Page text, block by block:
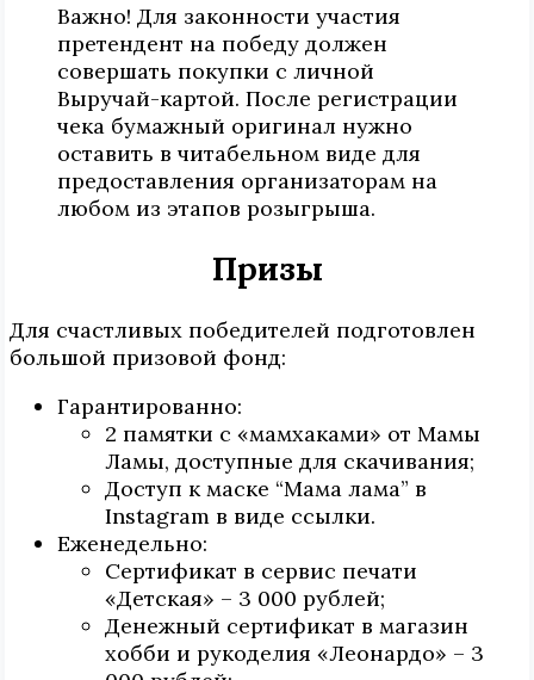
Важно! Для законности участия
претендент на победу должен
совершать покупки с личной
Выручай-картой. После регистрации
чека бумажный оригинал нужно
оставить в читабельном виде для
предоставления организаторам на
любом из этапов розыгрыша.
Призы
Для счастливых победителей подготовлен
большой призовой фонд:
Гарантированно:
2 памятки с «мамхаками» от Мамы
Ламы, доступные для скачивания;
Доступ к маске “Мама лама” в
Instagram в виде ссылки.
Еженедельно:
Сертификат в сервис печати
«Детская» – 3 000 рублей;
Денежный сертификат в магазин
хобби и рукоделия «Леонардо» – 3